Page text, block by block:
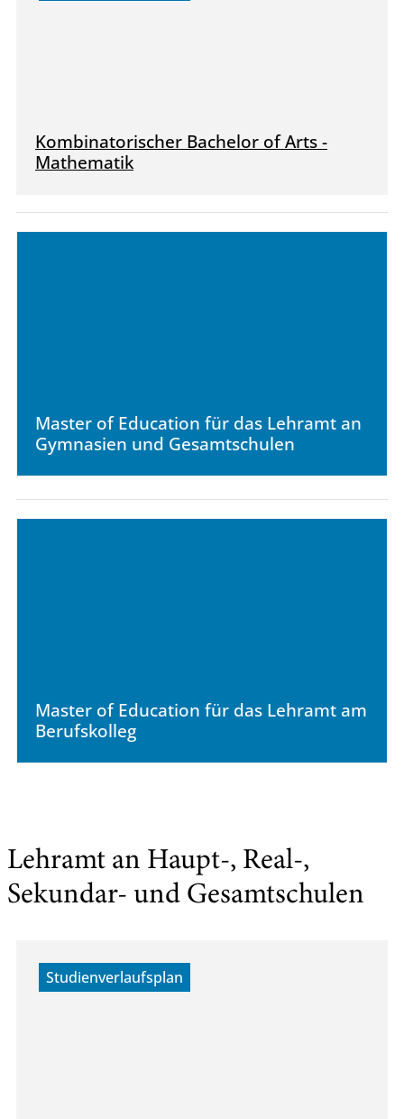
Kombinatorischer Bachelor of Arts -
Mathematik
Master of Education für das Lehramt an
Gymnasien und Gesamtschulen
Master of Education für das Lehramt am
Berufskolleg
Lehramt an Haupt-, Real-,
Sekundar- und Gesamtschulen
Studienverlaufsplan